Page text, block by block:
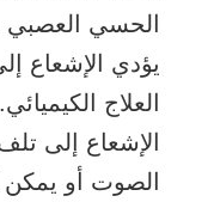
الحسي العصبي
يؤدي الإشعاع
العلاج
الإشعاع إلى
الصوت أو